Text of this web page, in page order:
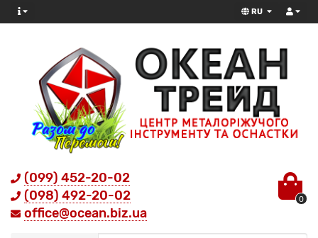
RU
(099) 452-20-02
(098) 492-20-02
office@ocean.biz.ua
0